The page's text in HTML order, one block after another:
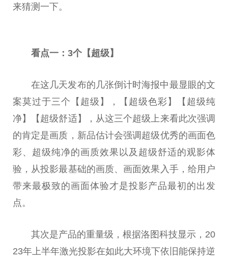
来猜测一下。
看点一：3个【超级】
在这几天发布的几张倒计时海报中最显眼的文
案莫过于三个【超级】，【超级色彩】【超级纯
净】【超级舒适】，从这三个超级上来看此次强调
的肯定是画质，新品估计会强调超级优秀的画面色
彩、超级纯净的画质效果 以及超级舒适的观影体
验，从投影最基础的画质、画面效果 入手，给用户
带来最极致的画面体验才是投影产品最初的出发
点。
其次是产品的重量级，根据洛图科技显示，20
23年上半年激光投影在如此大环境下依旧能保持逆